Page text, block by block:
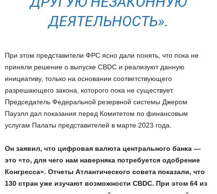
ДЕЯТЕЛЬНОСТЬ».
При этом представители ФРС ясно дали понять, что пока не
приняли решение о выпуске CBDC и реализуют данную
инициативу, только на основании соответствующего
разрешающего закона, которого пока не существует.
Председатель Федеральной резервной системы Джером
Пауэлл дал показания перед Комитетом по финансовым
услугам Палаты представителей в марте 2023 года.
Он заявил, что цифровая валюта центрального банка —
это «то, для чего нам наверняка потребуется одобрение
Конгресса». Отчеты Атлантического совета показали, что
130 стран уже изучают возможности CBDC. При этом 64 из